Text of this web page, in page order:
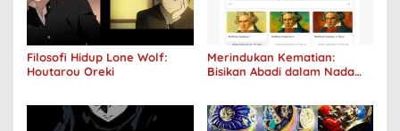
Filosofi Hidup Lone Wolf:
Houtarou Oreki
Merindukan Kematian:
Bisikan Abadi dalam Nada